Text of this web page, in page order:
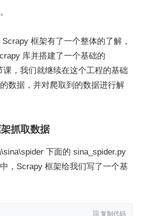
Scrapy 框架有了一个整体的了解，
库并搭建了一个基础的
课，我们就继续在这个工程的基础
数据，并对爬取到的数据进行解
抓取数据
下面的 sina_spider.py
，Scrapy 框架给我们写了一个基